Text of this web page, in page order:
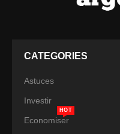
CATEGORIES
Astuces
Investir
Economiser
HOT